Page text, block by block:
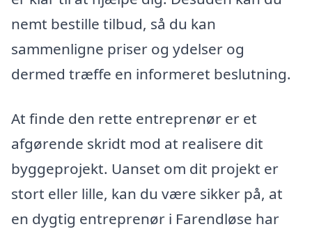
nemt bestille tilbud, så du kan
sammenligne priser og ydelser og
dermed træffe en informeret beslutning.
At finde den rette entreprenør er et
afgørende skridt mod at realisere dit
byggeprojekt. Uanset om dit projekt er
stort eller lille, kan du være sikker på, at
en dygtig entreprenør i Farendløse har